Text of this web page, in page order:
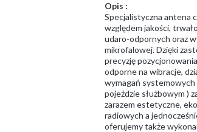
Opis :
Specjalistyczna antena
względem jakości,
udaro-odpornych oraz
mikrofalowej. Dzięki
precyzję
odporne na wibracje,
wymagań
pojeździe służbowym )
zarazem estetyczne,
radiowych a
oferujemy także